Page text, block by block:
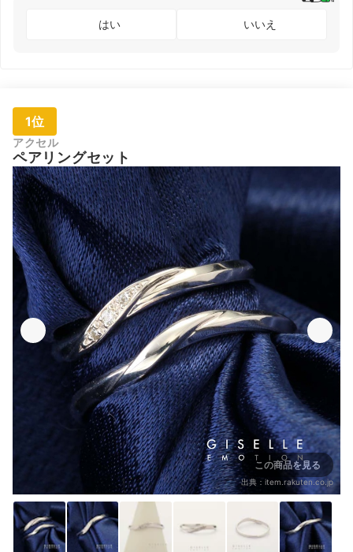
はい いいえ
1位
アクセル
ペアリングセット
この商品を見る
出典： item.rakuten.co.jp